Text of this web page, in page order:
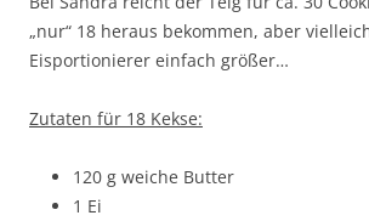
„nur“ 18 heraus bekommen, aber
Eisportionierer einfach größer…
Zutaten für 18 Kekse:
120 g weiche Butter
1 Ei